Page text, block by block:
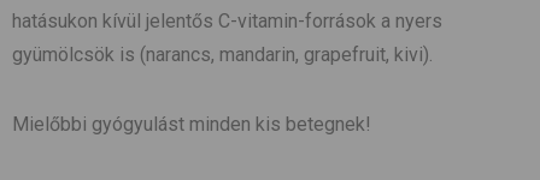
hatásukon kívül jelentős C-vitamin-források a nyers
gyümölcsök is (narancs, mandarin, grapefruit, kivi).
Mielőbbi gyógyulást minden kis betegnek!